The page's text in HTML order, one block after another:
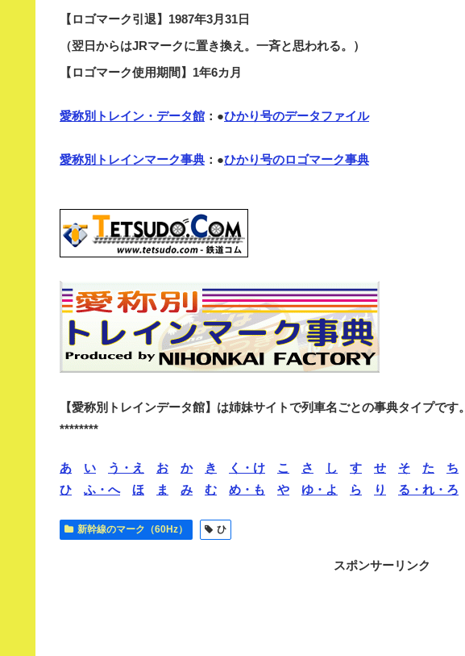
【ロゴマーク引退】1987年3月31日
（翌日からはJRマークに置き換え。一斉と思われる。）
【ロゴマーク使用期間】1年6カ月
愛称別トレイン・データ館 ：●ひかり号のデータファイル
愛称別トレインマーク事典 ：●ひかり号のロゴマーク事典
【愛称別トレインデータ館】は姉妹サイトで列車名ごとの事典タイプです。
********
あ い う・え お か き く・け こ さ し す せ そ た ち
ひ
ふ・へ ほ ま み む め・も や ゆ・よ ら り る・れ・ろ
新幹線のマーク（60Hz） ひ
スポンサーリンク